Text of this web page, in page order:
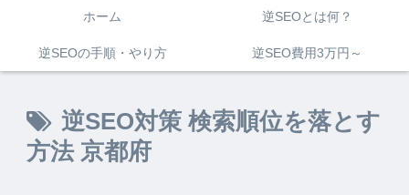
ホーム 逆SEOとは何？
逆SEOの手順・やり方 逆SEO費用3万円～
逆SEO対策 検索順位を落とす
方法 京都府